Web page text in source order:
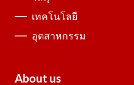
เทคโนโลยี
อุตสาหกรรม
About us